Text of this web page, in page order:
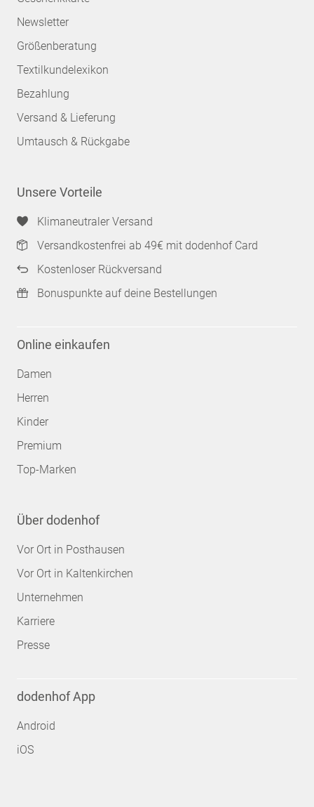
Newsletter
Größenberatung
Textilkundelexikon
Bezahlung
Versand & Lieferung
Umtausch & Rückgabe
Unsere Vorteile
Klimaneutraler Versand
Versandkostenfrei ab 49€ mit dodenhof Card
Kostenloser Rückversand
Bonuspunkte auf deine Bestellungen
Online einkaufen
Damen
Herren
Kinder
Premium
Top-Marken
Über dodenhof
Vor Ort in Posthausen
Vor Ort in Kaltenkirchen
Unternehmen
Karriere
Presse
dodenhof App
Android
iOS